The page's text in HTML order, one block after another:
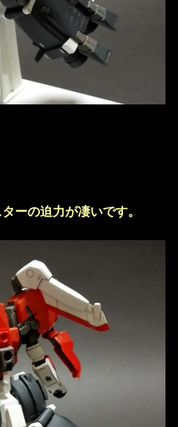
ーの迫力が凄いです。